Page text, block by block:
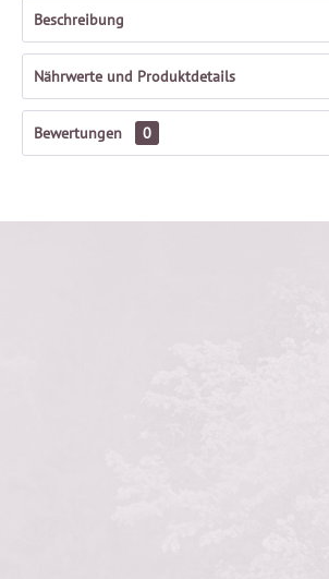
Beschreibung
Nährwerte und Produktdetails
Bewertungen 0